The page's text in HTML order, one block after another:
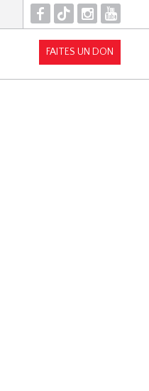
F T I Y
FAITES UN DON